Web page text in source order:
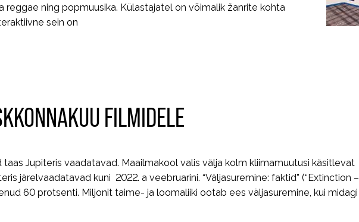
reggae ning popmuusika. Külastajatel on võimalik žanrite kohta
sein on
FILMIDELE
Jupiteris vaadatavad. Maailmakool valis välja kolm kliimamuutusi käsitlevat
järelvaadatavad kuni 2022. a veebruarini. “Väljasuremine: faktid” (“Extinction –
60 protsenti. Miljonit taime- ja loomaliiki ootab ees väljasuremine, kui midagi